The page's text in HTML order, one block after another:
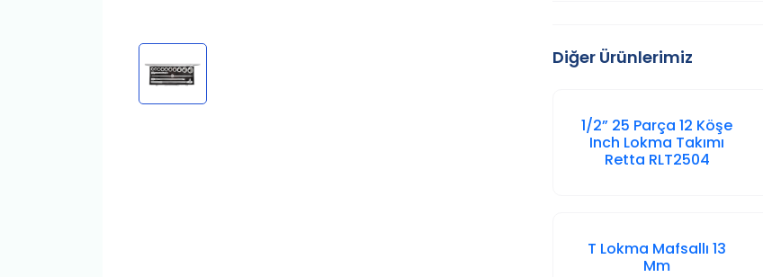
Diğer Ürünlerimiz
1/2” 25 Parça 12 Köşe
Inch Lokma Takımı
Retta RLT2504
T Lokma Mafsallı 13
Mm